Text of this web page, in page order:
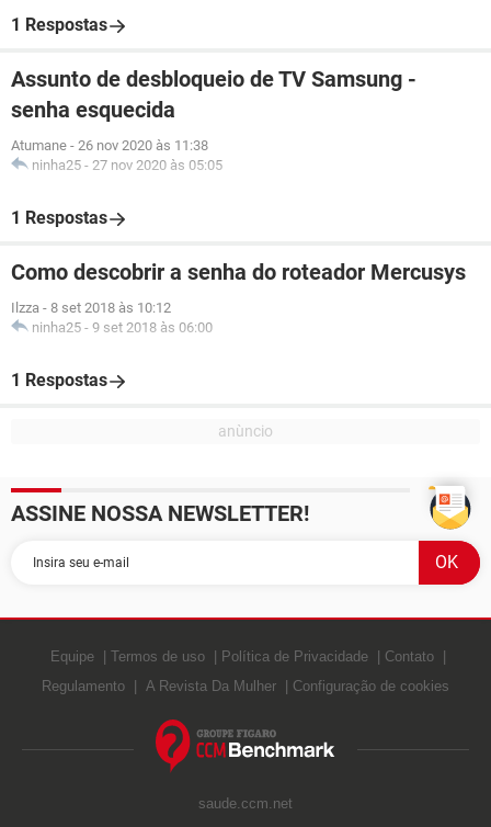
1 Respostas
Assunto de desbloqueio de TV Samsung -
senha esquecida
Atumane - 26 nov 2020 às 11:38
ninha25 - 27 nov 2020 às 05:05
1 Respostas
Como descobrir a senha do roteador Mercusys
Ilzza - 8 set 2018 às 10:12
ninha25 - 9 set 2018 às 06:00
1 Respostas
ASSINE NOSSA NEWSLETTER!
Equipe Termos de uso Política de Privacidade
Contato
Regulamento
A Revista Da Mulher Configuração de cookies
saude.ccm.net